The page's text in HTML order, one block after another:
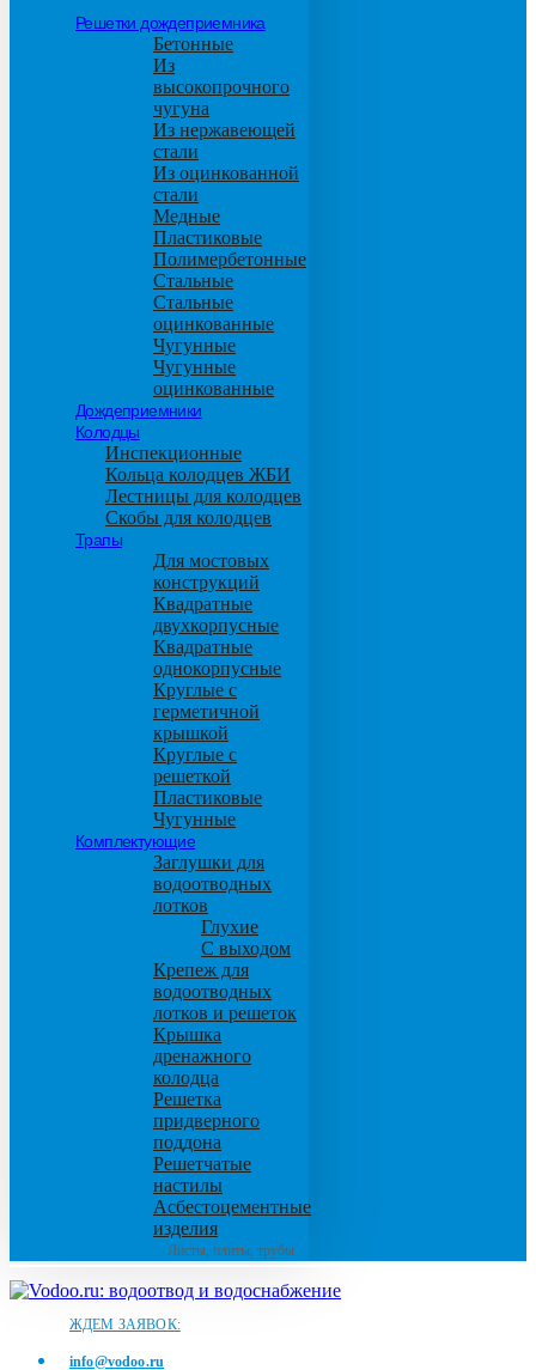
Решетки дождеприемника
Бетонные
Из
высокопрочного
чугуна
Из нержавеющей
стали
Из оцинкованной
стали
Медные
Пластиковые
Полимербетонные
Стальные
Стальные
оцинкованные
Чугунные
Чугунные
оцинкованные
Дождеприемники
Колодцы
Инспекционные
Кольца колодцев ЖБИ
Лестницы для колодцев
Скобы для колодцев
Трапы
Для мостовых
конструкций
Квадратные
двухкорпусные
Квадратные
однокорпусные
Круглые с
герметичной
крышкой
Круглые с
решеткой
Пластиковые
Чугунные
Комплектующие
Заглушки для
водоотводных
лотков
Глухие
С выходом
Крепеж для
водоотводных
лотков и решеток
Крышка
дренажного
колодца
Решетка
придверного
поддона
Решетчатые
настилы
Асбестоцементные
изделия
Листы, плиты, трубы
ЖДЕМ ЗАЯВОК:
info@vodoo.ru